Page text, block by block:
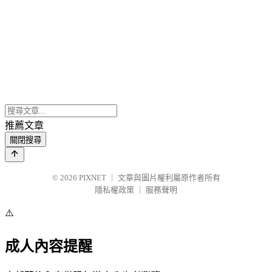
推薦文章
關閉搜尋
© 2026 PIXNET
文章與圖片權利屬原作者所有
隱私權政策
服務聲明
⚠️
成人內容提醒